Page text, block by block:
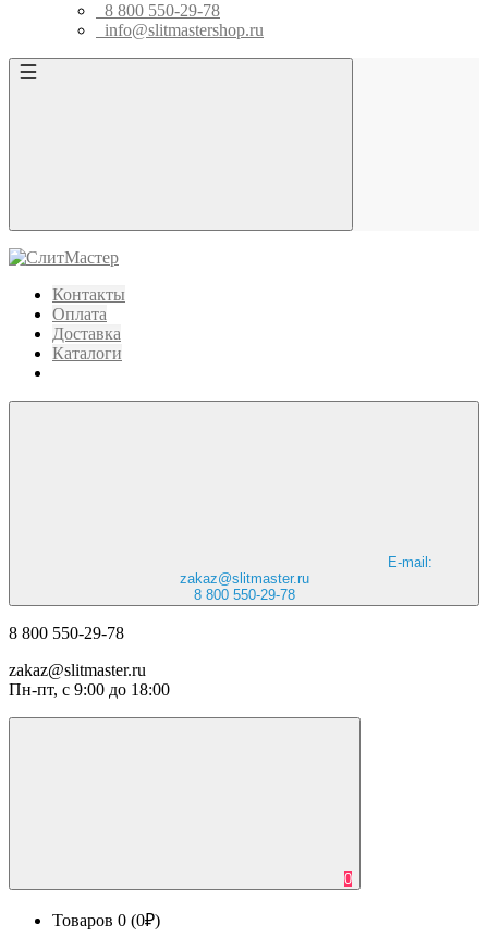
8 800 550-29-78
info@slitmastershop.ru
Контакты
Оплата
Доставка
Каталоги
E-mail:
zakaz@slitmaster.ru
8 800 550-29-78
8 800 550-29-78
zakaz@slitmaster.ru
Пн-пт, с 9:00 до 18:00
0
Товаров 0 (0₽)